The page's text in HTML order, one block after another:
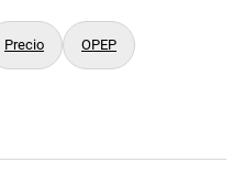
Precio OPEP